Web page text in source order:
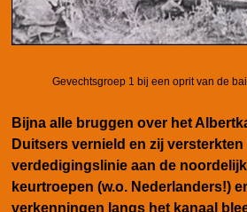
Gevechtsgroep 1 bij een oprit van de
Bijna alle bruggen over het
Duitsers vernield en zij versterkten
verdedigingslinie aan de
keurtroepen (w.o. Nederlanders!)
verkenningen langs het kanaal